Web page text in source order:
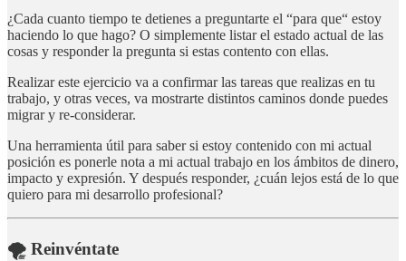
¿Cada cuanto tiempo te detienes a preguntarte el “para que“ estoy
haciendo lo que hago? O simplemente listar el estado actual de las
cosas y responder la pregunta si estas contento con ellas.
Realizar este ejercicio va a confirmar las tareas que realizas en tu
trabajo, y otras veces, va mostrarte distintos caminos donde puedes
migrar y re-considerar.
Una herramienta útil para saber si estoy contenido con mi actual
posición es ponerle nota a mi actual trabajo en los ámbitos de dinero,
impacto y expresión. Y después responder, ¿cuán lejos está de lo que
quiero para mi desarrollo profesional?
🌪️ Reinvéntate